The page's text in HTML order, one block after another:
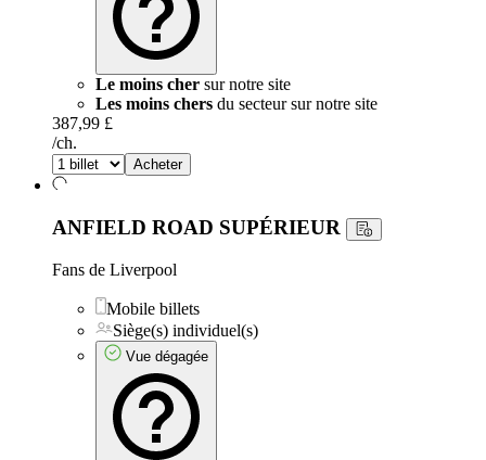
Le moins cher sur notre site
Les moins chers du secteur sur notre site
387,99 £
/ch.
Acheter
ANFIELD ROAD SUPÉRIEUR
Fans de Liverpool
Mobile billets
Siège(s) individuel(s)
Vue dégagée